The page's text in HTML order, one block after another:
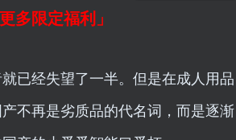
多限定福利」
已经失望了一半。但是在成人用品
不再是劣质品的代名词，而是逐渐